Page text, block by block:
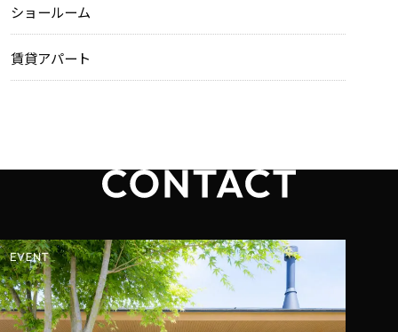
ショールーム
賃貸アパート